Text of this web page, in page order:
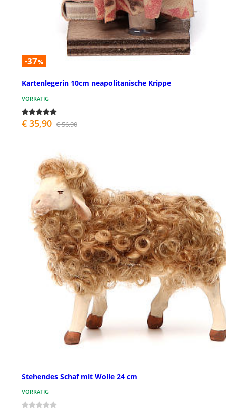
-37%
Kartenlegerin 10cm neapolitanische Krippe
VORRÄTIG
€ 35,90 € 56,90
Stehendes Schaf mit Wolle 24 cm
VORRÄTIG